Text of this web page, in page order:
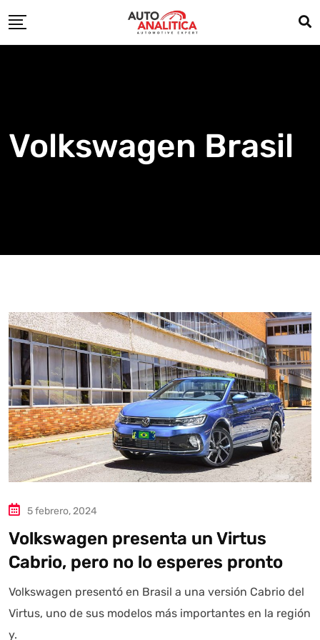
to
Volkswagen Brasil
5 febrero, 2024
Volkswagen presenta un Virtus
Cabrio, pero no lo esperes pronto
Volkswagen presentó en Brasil a una versión Cabrio del
Virtus, uno de sus modelos más importantes en la región
y.
Autoanalítica IA Agente Inteligente
Estoy aquí para encontrar lo que necesitas. ¿Qué estás
buscando? "Este asistente con IA (OpenAI) ofrece
información referencial que puede contener errores.
Asistente con IA en desarrollo. Autoanalítica optimiza
diariamente su exactitud."